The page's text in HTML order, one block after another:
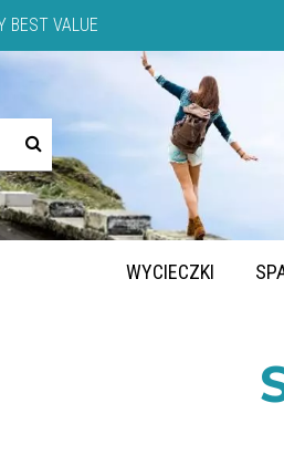
BEST VALUE
WYCIECZKI